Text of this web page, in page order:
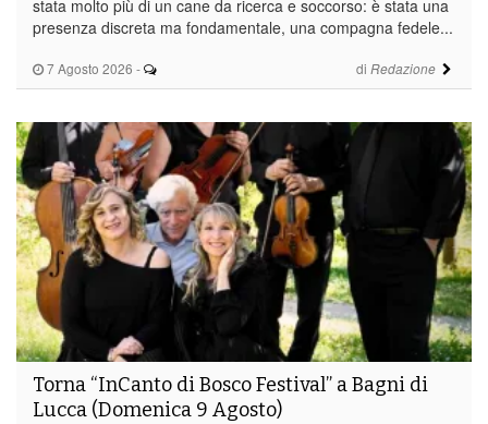
7 Agosto 2026 - di Redazione
stata molto più di un cane da ricerca e soccorso: è stata una
presenza discreta ma fondamentale, una compagna fedele...
Torna “InCanto di Bosco Festival” a Bagni di
Lucca (Domenica 9 Agosto)